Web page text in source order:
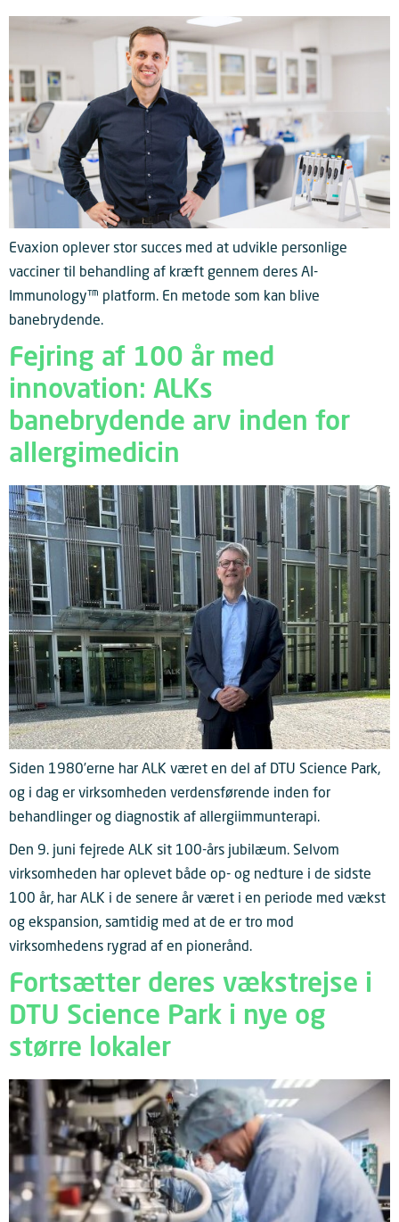
Evaxion oplever stor succes med at udvikle personlige
vacciner til behandling af kræft gennem deres AI-
Immunology™ platform. En metode som kan blive
banebrydende.
Fejring af 100 år med
innovation: ALKs
banebrydende arv inden for
allergimedicin
Siden 1980’erne har ALK været en del af DTU Science Park,
og i dag er virksomheden verdensførende inden for
behandlinger og diagnostik af allergiimmunterapi.
Den 9. juni fejrede ALK sit 100-års jubilæum. Selvom
virksomheden har oplevet både op- og nedture i de sidste
100 år, har ALK i de senere år været i en periode med vækst
og ekspansion, samtidig med at de er tro mod
virksomhedens rygrad af en pionerånd.
Fortsætter deres vækstrejse i
DTU Science Park i nye og
større lokaler